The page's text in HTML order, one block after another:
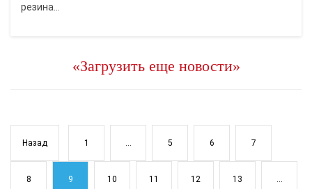
резина...
«Загрузить еще новости»
Назад 1 ... 5 6 7
8 9 10 11 12 13 ...